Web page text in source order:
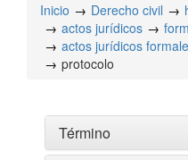
Inicio Derecho civil
actos jurídicos
actos jurídicos
protocolo
Término